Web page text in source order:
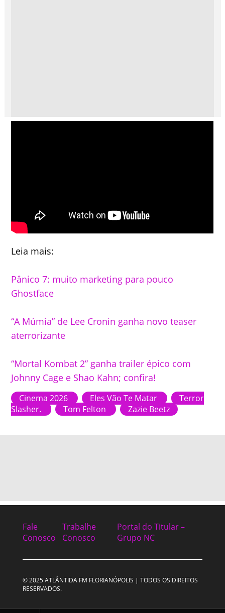
Leia mais:
Pânico 7: muito marketing para pouco
Ghostface
“A Múmia” de Lee Cronin ganha novo teaser
aterrorizante
“Mortal Kombat 2” ganha trailer épico com
Johnny Cage e Shao Kahn; confira!
Cinema 2026 Eles Vão Te Matar
Terror
Slasher.
Tom Felton Zazie Beetz
Fale
Conosco
Trabalhe
Conosco
Portal do Titular –
Grupo NC
© 2025 ATLÂNTIDA FM FLORIANÓPOLIS | TODOS OS DIREITOS
RESERVADOS.